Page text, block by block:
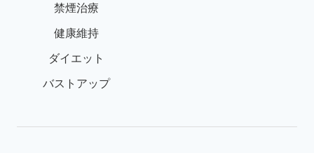
禁煙治療
健康維持
ダイエット
バストアップ